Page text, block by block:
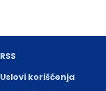
RSS
Uslovi korišćenja